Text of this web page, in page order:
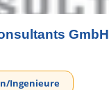
GmbH
Ingenieure